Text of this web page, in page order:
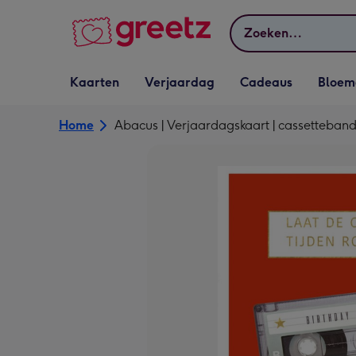
Zoeken
Vervolgkeuzelijst
Kaarten openen
Kaarten
Vervolgkeuzelijst
Verjaardag openen
Verjaardag
Vervolgkeuzelijst
Cadeaus openen
Cadeaus
Bloemen
Home Abacus | Verjaardagskaart | cassetteband